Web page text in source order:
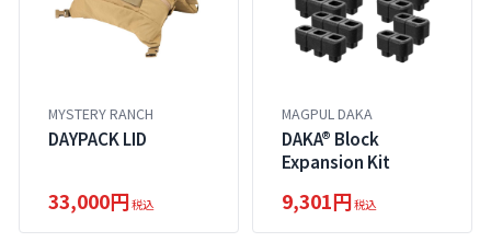
MYSTERY RANCH
DAYPACK LID
33,000円税込
MAGPUL DAKA
DAKA® Block
Expansion Kit
9,301円税込